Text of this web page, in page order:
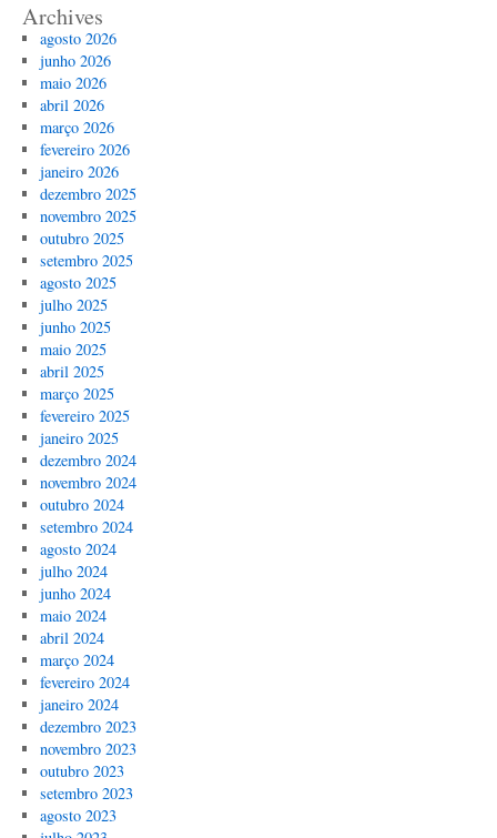
Archives
agosto 2026
junho 2026
maio 2026
abril 2026
março 2026
fevereiro 2026
janeiro 2026
dezembro 2025
novembro 2025
outubro 2025
setembro 2025
agosto 2025
julho 2025
junho 2025
maio 2025
abril 2025
março 2025
fevereiro 2025
janeiro 2025
dezembro 2024
novembro 2024
outubro 2024
setembro 2024
agosto 2024
julho 2024
junho 2024
maio 2024
abril 2024
março 2024
fevereiro 2024
janeiro 2024
dezembro 2023
novembro 2023
outubro 2023
setembro 2023
agosto 2023